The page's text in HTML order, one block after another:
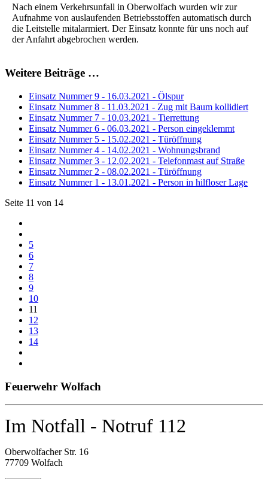
Nach einem Verkehrsunfall in Oberwolfach wurden wir zur
Aufnahme von auslaufenden Betriebsstoffen automatisch durch
die Leitstelle mitalarmiert. Der Einsatz konnte für uns noch auf
der Anfahrt abgebrochen werden.
Weitere Beiträge …
Einsatz Nummer 9 - 16.03.2021 - Ölspur
Einsatz Nummer 8 - 11.03.2021 - Zug mit Baum kollidiert
Einsatz Nummer 7 - 10.03.2021 - Tierrettung
Einsatz Nummer 6 - 06.03.2021 - Person eingeklemmt
Einsatz Nummer 5 - 15.02.2021 - Türöffnung
Einsatz Nummer 4 - 14.02.2021 - Wohnungsbrand
Einsatz Nummer 3 - 12.02.2021 - Telefonmast auf Straße
Einsatz Nummer 2 - 08.02.2021 - Türöffnung
Einsatz Nummer 1 - 13.01.2021 - Person in hilfloser Lage
Seite 11 von 14
5
6
7
8
9
10
11
12
13
14
Feuerwehr Wolfach
Im Notfall - Notruf 112
Oberwolfacher Str. 16
77709 Wolfach